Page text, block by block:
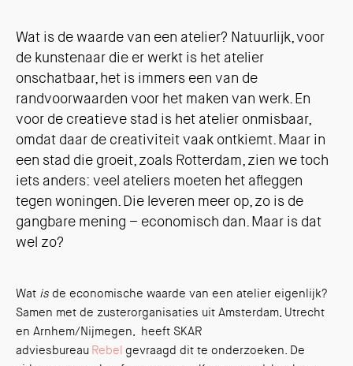
Wat is de waarde van een atelier? Natuurlijk, voor
de kunstenaar die er werkt is het atelier
onschatbaar, het is immers een van de
randvoorwaarden voor het maken van werk. En
voor de creatieve stad is het atelier onmisbaar,
omdat daar de creativiteit vaak ontkiemt. Maar in
een stad die groeit, zoals Rotterdam, zien we toch
iets anders: veel ateliers moeten het afleggen
tegen woningen. Die leveren meer op, zo is de
gangbare mening – economisch dan. Maar is dat
wel zo?
Wat is de economische waarde van een atelier eigenlijk?
Samen met de zusterorganisaties uit Amsterdam, Utrecht
en Arnhem/Nijmegen, heeft SKAR
adviesbureau Rebel gevraagd dit te onderzoeken. De